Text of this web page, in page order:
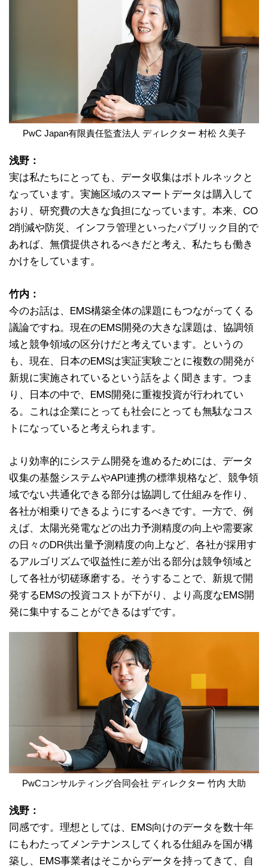
PwC Japan有限責任監査法人 ディレクター 村松 久美子
浅野：
実は私たちにとっても、データ収集はボトルネックと
なっています。実施区域のスマートデータは購入して
おり、研究費の大きな負担になっています。本来、CO
2削減や防災、インフラ管理といったパブリック目的で
あれば、無償提供されるべきだと考え、私たちも働き
かけをしています。
竹内：
今のお話は、EMS構築全体の課題にもつながってくる
議論ですね。現在のEMS開発の大きな課題は、協調領
域と競争領域の区分けだと考えています。というの
も、現在、日本のEMSは実証実験ごとに複数の開発が
新規に実施されているという話をよく聞きます。つま
り、日本の中で、EMS開発に重複投資が行われてい
る。これは企業にとっても社会にとっても無駄なコス
トになっていると考えられます。
より効率的にシステム開発を進めるためには、データ
収集の基盤システムやAPI連携の標準規格など、競争領
域でない共通化できる部分は協調して仕組みを作り、
各社が相乗りできるようにするべきです。一方で、例
えば、太陽光発電などの出力予測精度の向上や需要家
の日々のDR供出量予測精度の向上など、各社が採用す
るアルゴリズムで収益性に差が出る部分は競争領域と
して各社が切磋琢磨する。そうすることで、新規で開
発するEMSの投資コストが下がり、より高度なEMS開
発に集中することができるはずです。
PwCコンサルティング合同会社 ディレクター 竹内 大助
浅野：
同感です。理想としては、EMS向けのデータを数十年
にもわたってメンテナンスしてくれる仕組みを国が構
築し、EMS事業者はそこからデータを持ってきて、自